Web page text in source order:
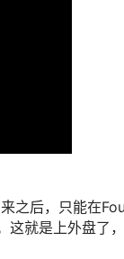
之后，只能在
这就是上外盘了